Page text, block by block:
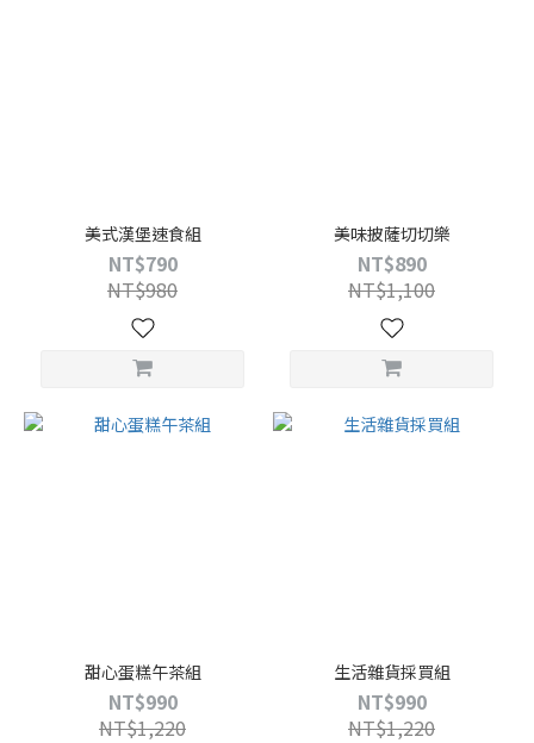
美式漢堡速食組
NT$790
NT$980
美味披薩切切樂
NT$890
NT$1,100
甜心蛋糕午茶組
NT$990
NT$1,220
生活雜貨採買組
NT$990
NT$1,220